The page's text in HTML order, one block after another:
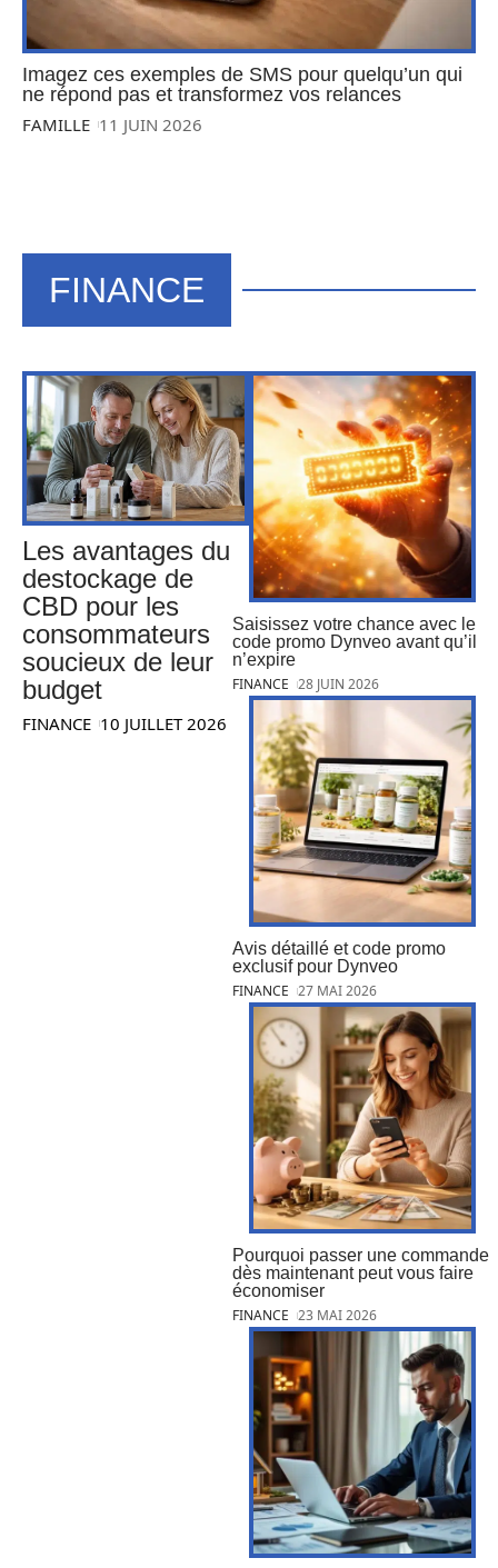
Imagez ces exemples de SMS pour quelqu’un qui
ne répond pas et transformez vos relances
FAMILLE 11 JUIN 2026
FINANCE
Les avantages du
destockage de
CBD pour les
consommateurs
soucieux de leur
budget
FINANCE 10 JUILLET 2026
Saisissez votre chance avec le
code promo Dynveo avant qu’il
n’expire
FINANCE 28 JUIN 2026
Avis détaillé et code promo
exclusif pour Dynveo
FINANCE 27 MAI 2026
Pourquoi passer une commande
dès maintenant peut vous faire
économiser
FINANCE 23 MAI 2026